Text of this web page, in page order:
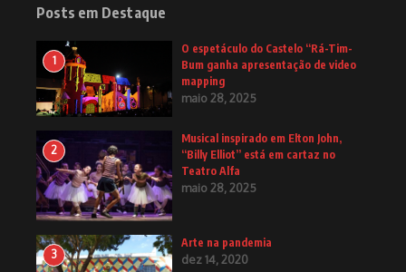
Posts em Destaque
1
O espetáculo do Castelo “Rá-Tim-
Bum ganha apresentação de video
mapping
maio 28, 2025
2
Musical inspirado em Elton John,
“Billy Elliot” está em cartaz no
Teatro Alfa
maio 28, 2025
3
Arte na pandemia
dez 14, 2020